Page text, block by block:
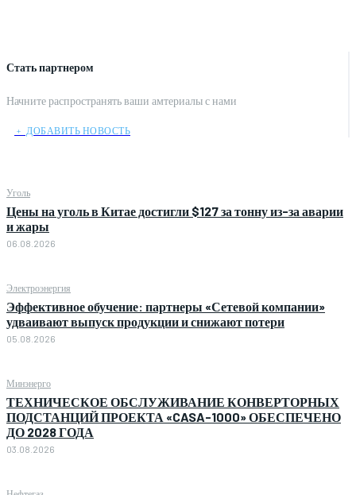
Стать партнером
Начните распространять ваши амтериалы с нами
﹢ ДОБАВИТЬ НОВОСТЬ
Уголь
Цены на уголь в Китае достигли $127 за тонну из-за аварии
и жары
06.08.2026
Электроэнергия
Эффективное обучение: партнеры «Сетевой компании»
удваивают выпуск продукции и снижают потери
05.08.2026
Минэнерго
ТЕХНИЧЕСКОЕ ОБСЛУЖИВАНИЕ КОНВЕРТОРНЫХ
ПОДСТАНЦИЙ ПРОЕКТА «CASA-1000» ОБЕСПЕЧЕНО
ДО 2028 ГОДА
03.08.2026